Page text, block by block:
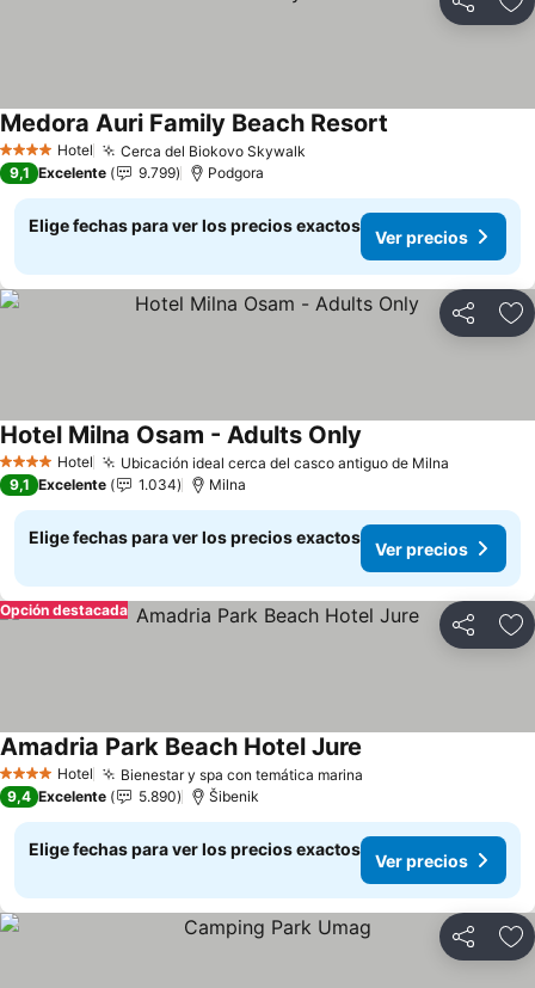
Compartir
4 EstrellasHotel Cerca del Biokovo Skywalk
Medora Auri Family Beach Resort
9,1 Excelente 9.799 Podgora
Elige fechas para ver los precios exactos
Ver precios
Compartir
4 EstrellasHotel Ubicación ideal cerca del casco antiguo de Milna
Hotel Milna Osam - Adults Only
9,1 Excelente 1.034 Milna
Elige fechas para ver los precios exactos
Ver precios
Compartir
Opción destacada
4 EstrellasHotel Bienestar y spa con temática marina
Amadria Park Beach Hotel Jure
9,4 Excelente 5.890 Šibenik
Elige fechas para ver los precios exactos
Ver precios
Compartir